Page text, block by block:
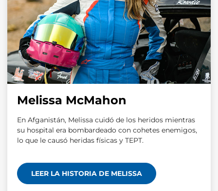
Melissa McMahon
En Afganistán, Melissa cuidó de los heridos mientras
su hospital era bombardeado con cohetes enemigos,
lo que le causó heridas físicas y TEPT.
LEER LA HISTORIA DE MELISSA